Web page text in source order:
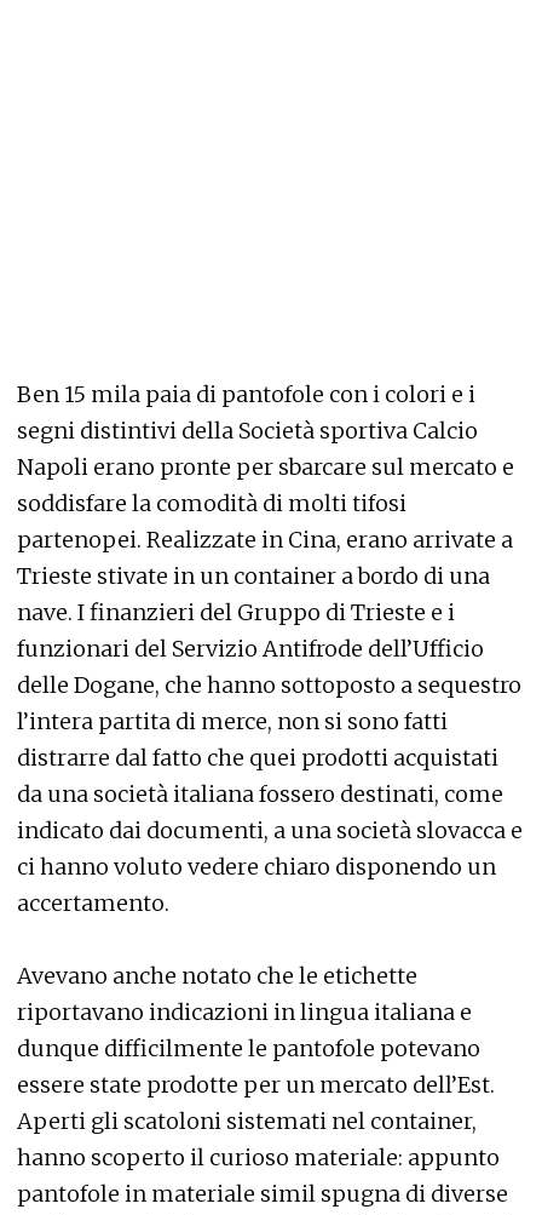
Ben 15 mila paia di pantofole con i colori e i
segni distintivi della Società sportiva Calcio
Napoli erano pronte per sbarcare sul mercato e
soddisfare la comodità di molti tifosi
partenopei. Realizzate in Cina, erano arrivate a
Trieste stivate in un container a bordo di una
nave. I finanzieri del Gruppo di Trieste e i
funzionari del Servizio Antifrode dell’Ufficio
delle Dogane, che hanno sottoposto a sequestro
l’intera partita di merce, non si sono fatti
distrarre dal fatto che quei prodotti acquistati
da una società italiana fossero destinati, come
indicato dai documenti, a una società slovacca e
ci hanno voluto vedere chiaro disponendo un
accertamento.
Avevano anche notato che le etichette
riportavano indicazioni in lingua italiana e
dunque difficilmente le pantofole potevano
essere state prodotte per un mercato dell’Est.
Aperti gli scatoloni sistemati nel container,
hanno scoperto il curioso materiale: appunto
pantofole in materiale simil spugna di diverse